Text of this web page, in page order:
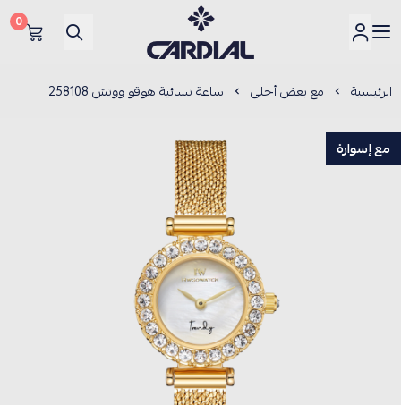
كارديــال
0
الرئيسية مع بعض أحلى ساعة نسائية هوقو ووتش 258108
مع إسوارة